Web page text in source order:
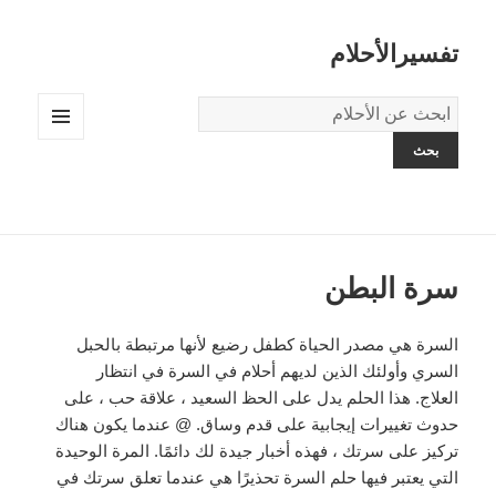
تفسيرالأحلام
قاموس
الاحلام:
سرة البطن
السرة هي مصدر الحياة كطفل رضيع لأنها مرتبطة بالحبل
السري وأولئك الذين لديهم أحلام في السرة في انتظار
العلاج. هذا الحلم يدل على الحظ السعيد ، علاقة حب ، على
حدوث تغييرات إيجابية على قدم وساق. @ عندما يكون هناك
تركيز على سرتك ، فهذه أخبار جيدة لك دائمًا. المرة الوحيدة
التي يعتبر فيها حلم السرة تحذيرًا هي عندما تعلق سرتك في